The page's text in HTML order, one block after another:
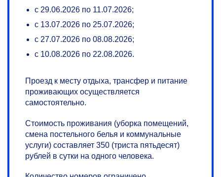
с 29.06.2026 по 11.07.2026;
с 13.07.2026 по 25.07.2026;
с 27.07.2026 по 08.08.2026;
с 10.08.2026 по 22.08.2026.
Проезд к месту отдыха, трансфер и питание
проживающих осуществляется
самостоятельно.
Стоимость проживания (уборка помещений,
смена постельного белья и коммунальные
услуги) составляет 350 (триста пятьдесят)
рублей в сутки на одного человека.